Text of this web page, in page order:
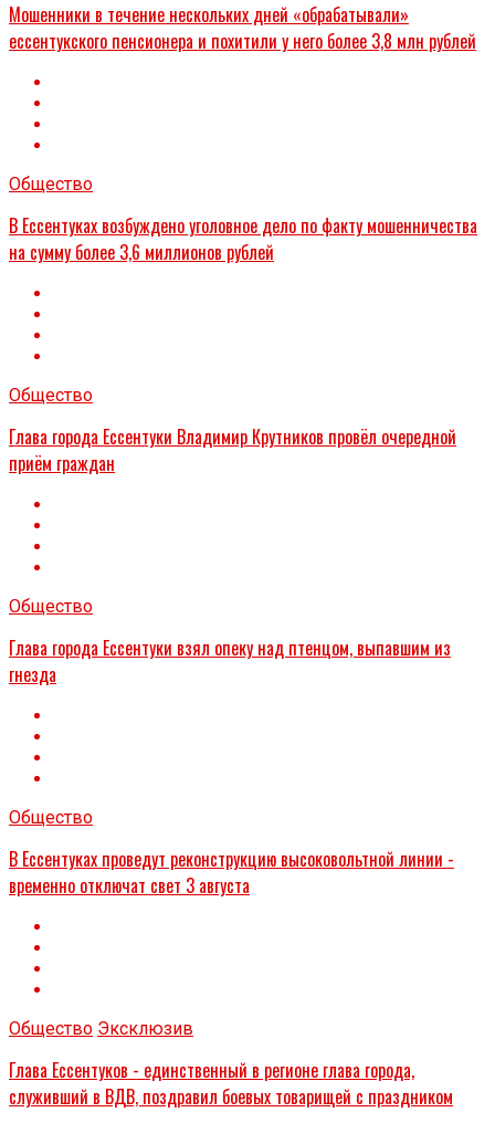
Мошенники в течение нескольких дней «обрабатывали»
ессентукского пенсионера и похитили у него более 3,8 млн рублей
Общество
В Ессентуках возбуждено уголовное дело по факту мошенничества
на сумму более 3,6 миллионов рублей
Общество
Глава города Ессентуки Владимир Крутников провёл очередной
приём граждан
Общество
Глава города Ессентуки взял опеку над птенцом, выпавшим из
гнезда
Общество
В Ессентуках проведут реконструкцию высоковольтной линии -
временно отключат свет 3 августа
Общество Эксклюзив
Глава Ессентуков - единственный в регионе глава города,
служивший в ВДВ, поздравил боевых товарищей с праздником